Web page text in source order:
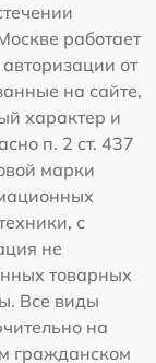
работает
от
на сайте,
характер и
п. 2 ст. 437
марки
с
не
товарных
Все виды
на
гражданском